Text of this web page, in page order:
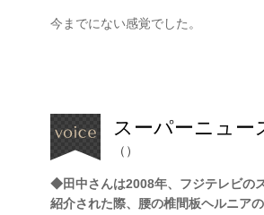
今までにない感覚でした。
スーパーニュー
（）
◆田中さんは2008年、フジテレビの
紹介された際、腰の椎間板ヘルニア